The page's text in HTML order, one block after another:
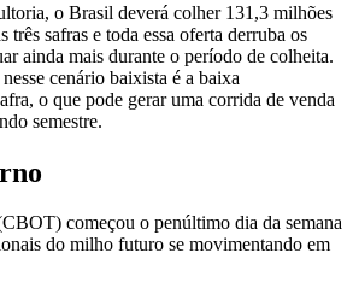
o Brasil deverá colher 131,3 milhões
três safras e toda essa oferta derruba os
ainda mais durante o período de colheita.
cenário baixista é a baixa
o que pode gerar uma corrida de venda
semestre.
começou o penúltimo dia da semana
do milho futuro se movimentando em